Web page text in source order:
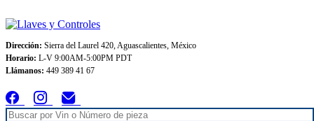
Dirección: Sierra del Laurel 420, Aguascalientes, México
Horario: L-V 9:00AM-5:00PM PDT
Llámanos: 449 389 41 67